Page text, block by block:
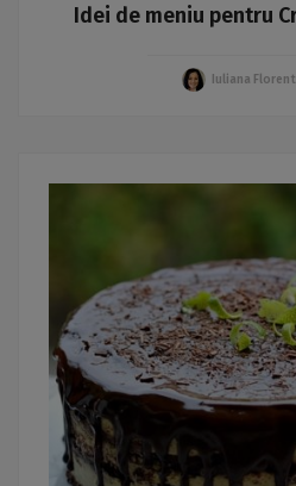
Idei de meniu pentru
Iuliana